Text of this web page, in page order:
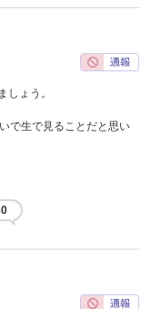
しょう。
で生で見ることだと思い